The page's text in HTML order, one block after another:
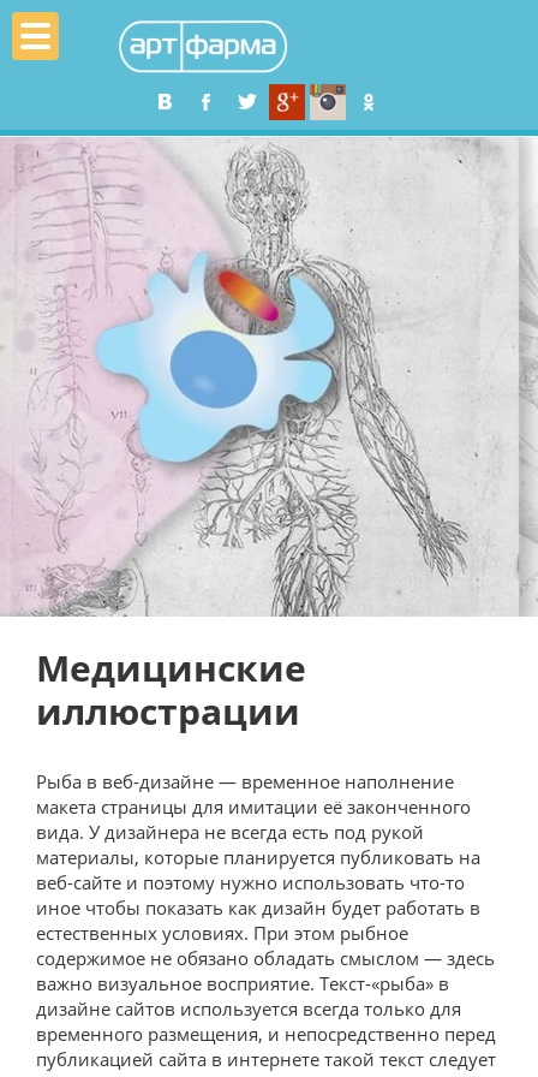
Медицинские
иллюстрации
Рыба в веб-дизайне — временное наполнение
макета страницы для имитации её законченного
вида. У дизайнера не всегда есть под рукой
материалы, которые планируется публиковать на
веб-сайте и поэтому нужно использовать что-то
иное чтобы показать как дизайн будет работать в
естественных условиях. При этом рыбное
содержимое не обязано обладать смыслом — здесь
важно визуальное восприятие. Текст-«рыба» в
дизайне сайтов используется всегда только для
временного размещения, и непосредственно перед
публикацией сайта в интернете такой текст следует